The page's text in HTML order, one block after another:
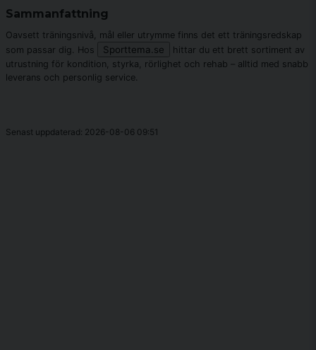
Sammanfattning
Oavsett träningsnivå, mål eller utrymme finns det ett träningsredskap
som passar dig. Hos
Sporttema.se
hittar du ett brett sortiment av
utrustning för kondition, styrka, rörlighet och rehab – alltid med snabb
leverans och personlig service.
Senast uppdaterad: 2026-08-06 09:51